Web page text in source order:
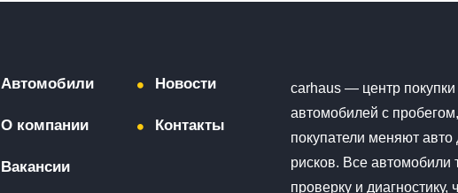
Автомобили Новости
О компании Контакты
Вакансии
carhaus — центр
автомобилей с
покупатели меняют авто
рисков. Все автомобили
проверку и